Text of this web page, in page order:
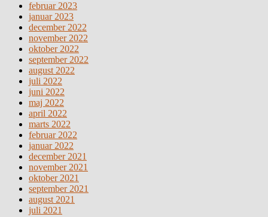
februar 2023
januar 2023
december 2022
november 2022
oktober 2022
september 2022
august 2022
juli 2022
juni 2022
maj 2022
april 2022
marts 2022
februar 2022
januar 2022
december 2021
november 2021
oktober 2021
september 2021
august 2021
juli 2021